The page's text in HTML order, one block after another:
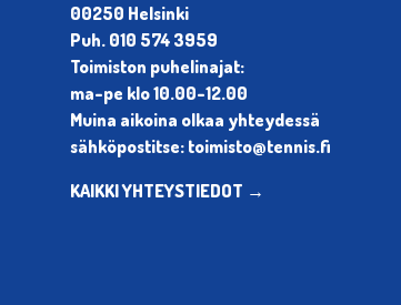
00250 Helsinki
Puh. 010 574 3959
Toimiston puhelinajat:
ma-pe klo 10.00-12.00
Muina aikoina olkaa yhteydessä
sähköpostitse: toimisto@tennis.fi
KAIKKI YHTEYSTIEDOT →